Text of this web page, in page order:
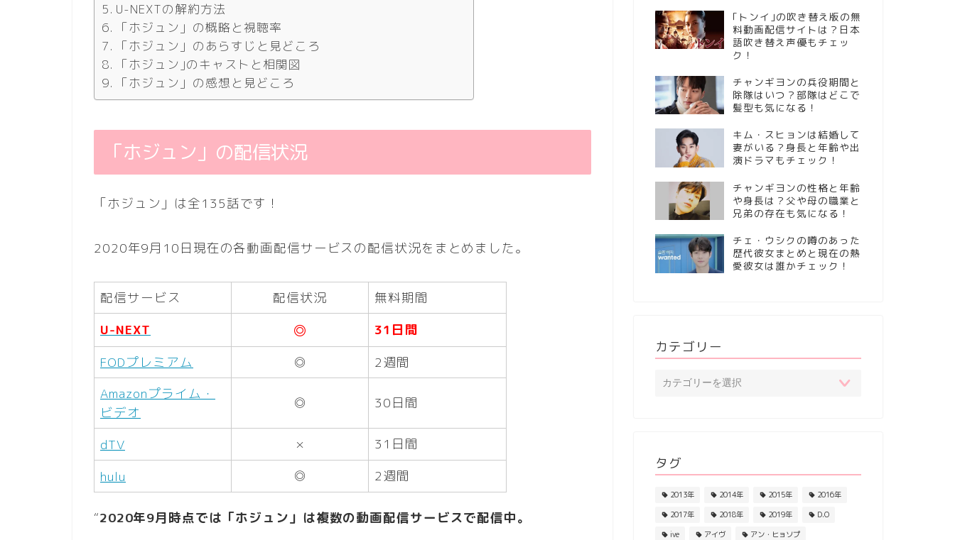
U-NEXTの解約方法
「ホジュン」の概略と視聴率
「ホジュン」のあらすじと見どころ
「ホジュン｣のキャストと相関図
「ホジュン」の感想と見どころ
「ホジュン」の配信状況
「ホジュン」は全135話です！
2020年9月10日現在の各動画配信サービスの配信状況をまとめました。
配信サービス 配信状況
無料期間
U-NEXT
◎
31日間
FODプレミアム
◎
2週間
Amazonプライム・
ビデオ
◎ 30日間
dTV ×
31日間
hulu
◎ 2週間
“2020年9月時点では「ホジュン」は複数の動画配信サービスで配信中。
｢トンイ｣の吹き替え版の無
料動画配信サイトは？日本
語吹き替え声優もチェッ
ク！
チャンギヨンの兵役期間と
除隊はいつ？部隊はどこで
髪型も気になる！
キム・スヒョンは結婚して
妻がいる？身長と年齢や出
演ドラマもチェック！
チャンギヨンの性格と年齢
や身長は？父や母の職業と
兄弟の存在も気になる！
チェ・ウシクの噂のあった
歴代彼女まとめと現在の熱
愛彼女は誰かチェック！
カテゴリー
タグ
2013年 2014年 2015年
2016年
2017年
2018年 2019年
D.O
ive
アイヴ
アン・ヒョソプ